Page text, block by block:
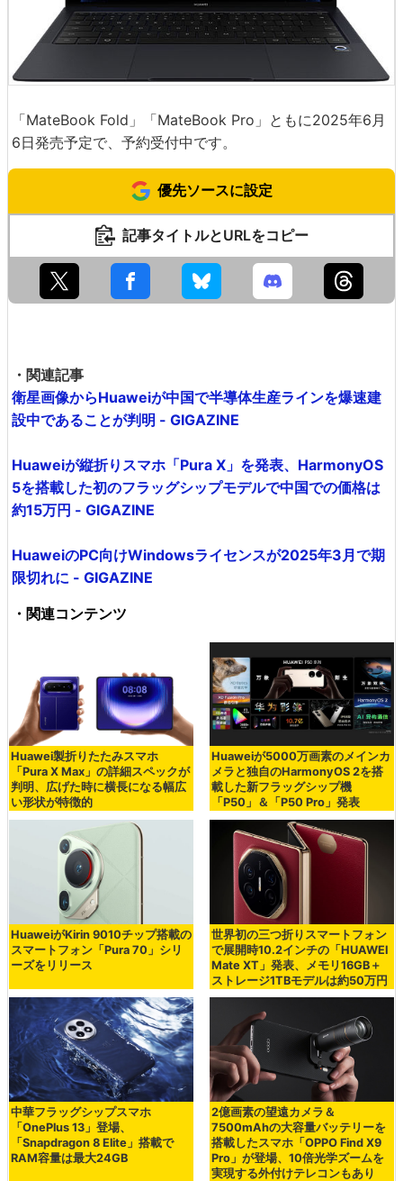
「MateBook Fold」「MateBook Pro」ともに2025年6月
6日発売予定で、予約受付中です。
優先ソースに設定
記事タイトルとURLをコピー
・関連記事
衛星画像からHuaweiが中国で半導体生産ラインを爆速建
設中であることが判明 - GIGAZINE
Huaweiが縦折りスマホ「Pura X」を発表、HarmonyOS
5を搭載した初のフラッグシップモデルで中国での価格は
約15万円 - GIGAZINE
HuaweiのPC向けWindowsライセンスが2025年3月で期
限切れに - GIGAZINE
・関連コンテンツ
Huawei製折りたたみスマホ
「Pura X Max」の詳細スペックが
判明、広げた時に横長になる幅広
い形状が特徴的
Huaweiが5000万画素のメインカ
メラと独自のHarmonyOS 2を搭
載した新フラッグシップ機
「P50」＆「P50 Pro」発表
HuaweiがKirin 9010チップ搭載の
スマートフォン「Pura 70」シリ
ーズをリリース
世界初の三つ折りスマートフォン
で展開時10.2インチの「HUAWEI
Mate XT」発表、メモリ16GB＋
ストレージ1TBモデルは約50万円
中華フラッグシップスマホ
「OnePlus 13」登場、
「Snapdragon 8 Elite」搭載で
RAM容量は最大24GB
2億画素の望遠カメラ＆
7500mAhの大容量バッテリーを
搭載したスマホ「OPPO Find X9
Pro」が登場、10倍光学ズームを
実現する外付けテレコンもあり